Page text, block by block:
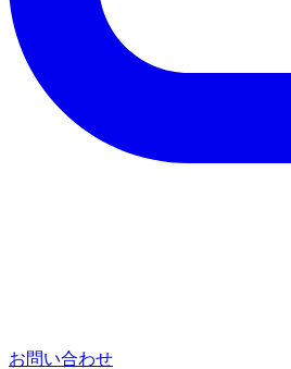
お問い合わせ